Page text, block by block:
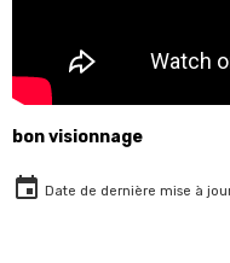
bon visionnage
Date de dernière mise à